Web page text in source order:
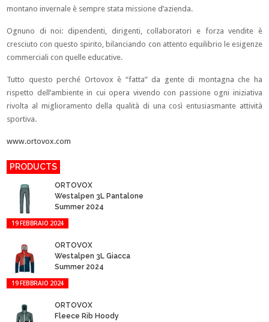
montano invernale è sempre stata missione d’azienda.
Ognuno di noi: dipendenti, dirigenti, collaboratori e forza vendite è
cresciuto con questo spirito, bilanciando con attento equilibrio le esigenze
commerciali con quelle educative.
Tutto questo perché Ortovox è “fatta” da gente di montagna che ha
rispetto dell’ambiente in cui opera vivendo con passione ogni iniziativa
rivolta al miglioramento della qualità di una così entusiasmante attività
sportiva.
www.ortovox.com
PRODUCTS
ORTOVOX
Westalpen 3L Pantalone
Summer 2024
19 FEBBRAIO 2024
ORTOVOX
Westalpen 3L Giacca
Summer 2024
19 FEBBRAIO 2024
ORTOVOX
Fleece Rib Hoody